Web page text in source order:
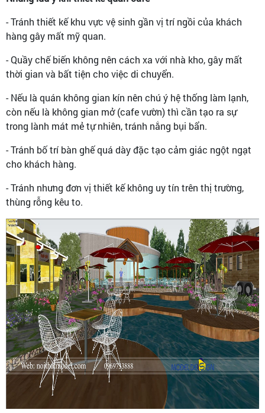
- Tránh thiết kế khu vực vệ sinh gần vị trí ngồi của khách
hàng gây mất mỹ quan.
- Quầy chế biến không nên cách xa với nhà kho, gây mất
thời gian và bất tiện cho việc di chuyển.
- Nếu là quán không gian kín nên chú ý hệ thống làm lạnh,
còn nếu là không gian mở (cafe vườn) thì cần tạo ra sự
trong lành mát mẻ tự nhiên, tránh nắng bụi bẩn.
- Tránh bố trí bàn ghế quá dày đặc tạo cảm giác ngột ngạt
cho khách hàng.
- Tránh nhưng đơn vị thiết kế không uy tín trên thị trường,
thùng rỗng kêu to.